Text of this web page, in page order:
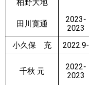
柏野大地
田川寛通
2023-
2023
小久保 充
2022.9-
千秋 元
2022-
2023